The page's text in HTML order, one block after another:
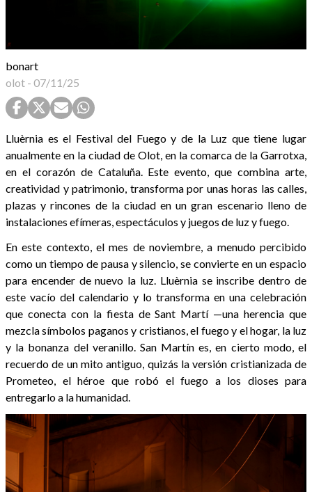
bonart
olot - 07/11/25
Lluèrnia es el Festival del Fuego y de la Luz que tiene lugar
anualmente en la ciudad de Olot, en la comarca de la Garrotxa,
en el corazón de Cataluña. Este evento, que combina arte,
creatividad y patrimonio, transforma por unas horas las calles,
plazas y rincones de la ciudad en un gran escenario lleno de
instalaciones efímeras, espectáculos y juegos de luz y fuego.
En este contexto, el mes de noviembre, a menudo percibido
como un tiempo de pausa y silencio, se convierte en un espacio
para encender de nuevo la luz. Lluèrnia se inscribe dentro de
este vacío del calendario y lo transforma en una celebración
que conecta con la fiesta de Sant Martí —una herencia que
mezcla símbolos paganos y cristianos, el fuego y el hogar, la luz
y la bonanza del veranillo. San Martín es, en cierto modo, el
recuerdo de un mito antiguo, quizás la versión cristianizada de
Prometeo, el héroe que robó el fuego a los dioses para
entregarlo a la humanidad.